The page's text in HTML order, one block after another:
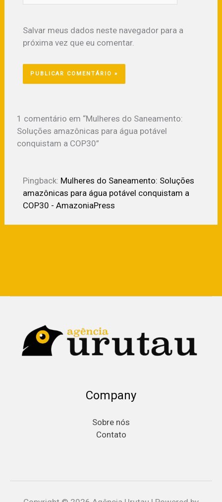
Salvar meus dados neste navegador para a
próxima vez que eu comentar.
1 comentário em “Mulheres do Saneamento:
Soluções amazônicas para água potável
conquistam a COP30”
Pingback: Mulheres do Saneamento: Soluções
amazônicas para água potável conquistam a
COP30 - AmazoniaPress
Company
Sobre nós
Contato